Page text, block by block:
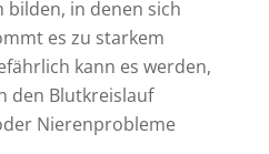
bilden, in denen sich
es zu starkem
kann es werden,
den Blutkreislauf
Nierenprobleme